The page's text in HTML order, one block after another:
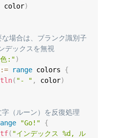
color)
場合は、ブランク識別子
デックスを無視
:")
:= range colors {
( "- " , color)
（ルーン）を反復処理
"Go!"
{
( "インデックス %d, ル